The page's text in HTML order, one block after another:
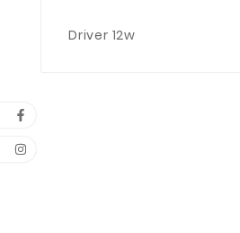
Driver 12w